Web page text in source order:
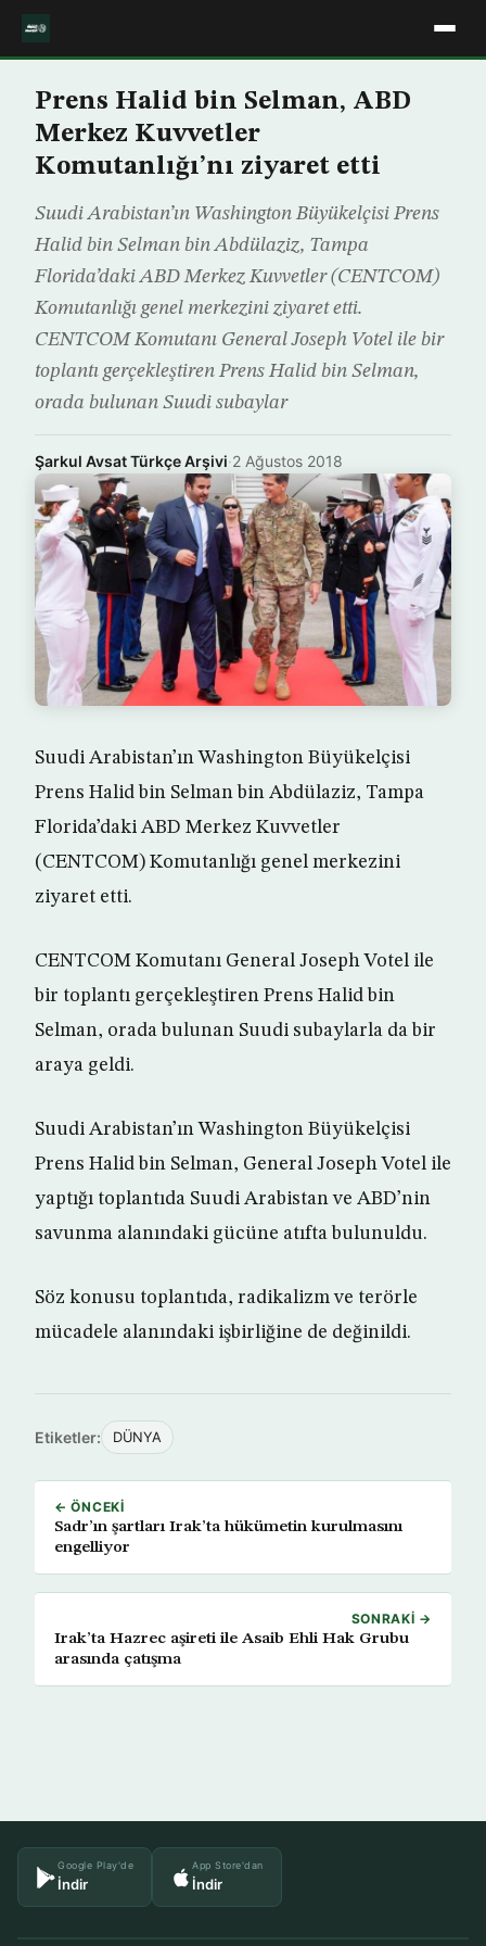
Prens Halid bin Selman, ABD
Merkez Kuvvetler
Komutanlığı’nı ziyaret etti
Suudi Arabistan’ın Washington Büyükelçisi Prens
Halid bin Selman bin Abdülaziz, Tampa
Florida’daki ABD Merkez Kuvvetler (CENTCOM)
Komutanlığı genel merkezini ziyaret etti.
CENTCOM Komutanı General Joseph Votel ile bir
toplantı gerçekleştiren Prens Halid bin Selman,
orada bulunan Suudi subaylar
Şarkul Avsat Türkçe Arşivi·2 Ağustos 2018
Suudi Arabistan’ın Washington Büyükelçisi
Prens Halid bin Selman bin Abdülaziz, Tampa
Florida’daki ABD Merkez Kuvvetler
(CENTCOM) Komutanlığı genel merkezini
ziyaret etti.
CENTCOM Komutanı General Joseph Votel ile
bir toplantı gerçekleştiren Prens Halid bin
Selman, orada bulunan Suudi subaylarla da bir
araya geldi.
Suudi Arabistan’ın Washington Büyükelçisi
Prens Halid bin Selman, General Joseph Votel ile
yaptığı toplantıda Suudi Arabistan ve ABD’nin
savunma alanındaki gücüne atıfta bulunuldu.
Söz konusu toplantıda, radikalizm ve terörle
mücadele alanındaki işbirliğine de değinildi.
Etiketler: DÜNYA
← ÖNCEKI
Sadr’ın şartları Irak’ta hükümetin kurulmasını
engelliyor
SONRAKI →
Irak’ta Hazrec aşireti ile Asaib Ehli Hak Grubu
arasında çatışma
Google Play'de
İndir
App Store'dan
İndir